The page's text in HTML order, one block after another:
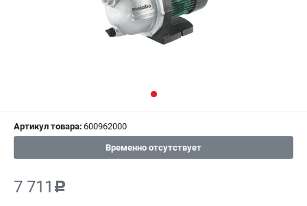
)
ВХОД ИЛИ РЕГИСТРАЦИЯ
ЗАКАЗАТЬ ЗАПЧАСТЬ
Артикул товара: 600962000
Временно отсутствует
7 711 c